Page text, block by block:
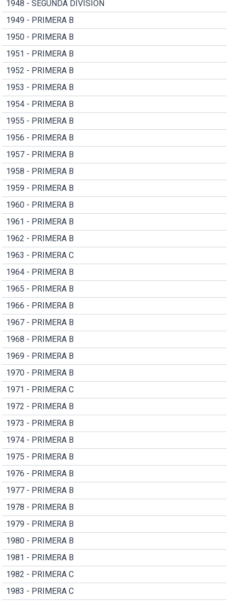
1948 - SEGUNDA DIVISION
1949 - PRIMERA B
1950 - PRIMERA B
1951 - PRIMERA B
1952 - PRIMERA B
1953 - PRIMERA B
1954 - PRIMERA B
1955 - PRIMERA B
1956 - PRIMERA B
1957 - PRIMERA B
1958 - PRIMERA B
1959 - PRIMERA B
1960 - PRIMERA B
1961 - PRIMERA B
1962 - PRIMERA B
1963 - PRIMERA C
1964 - PRIMERA B
1965 - PRIMERA B
1966 - PRIMERA B
1967 - PRIMERA B
1968 - PRIMERA B
1969 - PRIMERA B
1970 - PRIMERA B
1971 - PRIMERA C
1972 - PRIMERA B
1973 - PRIMERA B
1974 - PRIMERA B
1975 - PRIMERA B
1976 - PRIMERA B
1977 - PRIMERA B
1978 - PRIMERA B
1979 - PRIMERA B
1980 - PRIMERA B
1981 - PRIMERA B
1982 - PRIMERA C
1983 - PRIMERA C